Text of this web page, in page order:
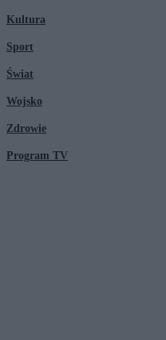
Kultura
Sport
Świat
Wojsko
Zdrowie
Program TV